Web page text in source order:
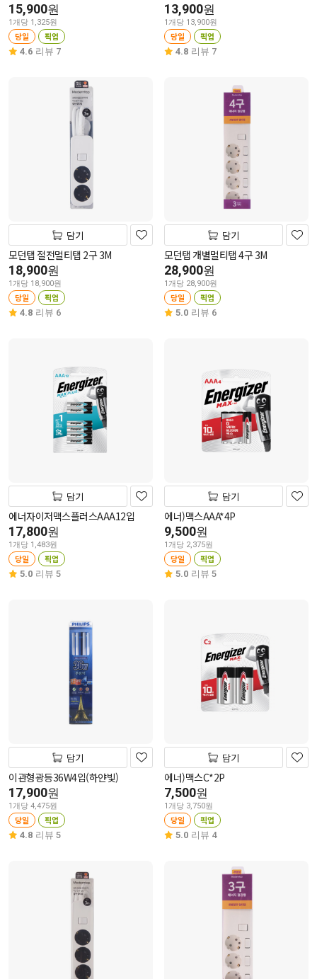
15,900원
1개당 1,325원
당일 픽업
4.6 리뷰 7
13,900원
1개당 13,900원
당일 픽업
4.8 리뷰 7
담기
모던탭 절전멀티탭 2구 3M
18,900원
1개당 18,900원
당일 픽업
4.8 리뷰 6
담기
모던탭 개별멀티탭 4구 3M
28,900원
1개당 28,900원
당일 픽업
5.0 리뷰 6
담기
에너자이저맥스플러스AAA12입
17,800원
1개당 1,483원
당일 픽업
5.0 리뷰 5
담기
에너)맥스AAA*4P
9,500원
1개당 2,375원
당일 픽업
5.0 리뷰 5
담기
이관형광등36W4입(하얀빛)
17,900원
1개당 4,475원
당일 픽업
4.8 리뷰 5
담기
에너)맥스C*2P
7,500원
1개당 3,750원
당일 픽업
5.0 리뷰 4